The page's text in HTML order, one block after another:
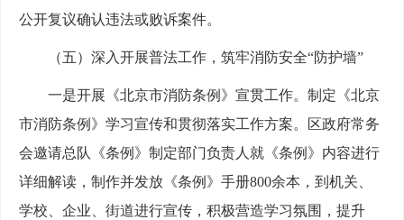
公开复议确认违法或败诉案件。
（五）深入开展普法工作，筑牢消防安全“防护墙”
一是开展《北京市消防条例》宣贯工作。制定《北京
市消防条例》学习宣传和贯彻落实工作方案。区政府常务
会邀请总队《条例》制定部门负责人就《条例》内容进行
详细解读，制作并发放《条例》手册800余本，到机关、
学校、企业、街道进行宣传，积极营造学习氛围，提升